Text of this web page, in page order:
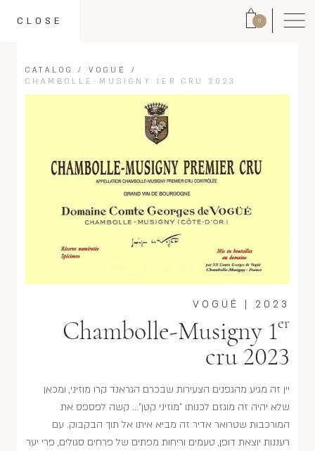
0
CLOSE
CATALOG / VOGÜÉ
/
CHAMBOLLE-MUSIGNY 1ER CRU 2023
2023
|
VOGÜÉ
Chambolle-Musigny 1er
cru 2023
יין זה מגיע מהגפנים הצעירות שבכרם הגראנד קרו מוזיני, ומכאן
שלא יהיה זה מוגזם לכנותו "מוזיני קטן"... קשה לפספס את
המורכבות שטרואר אדיר זה מביא איתו אל תוך הבקבוק. עם
רעננות יוצאת דופן, טעמים וריחות מפתים של פרחים סגולים, פרי יער